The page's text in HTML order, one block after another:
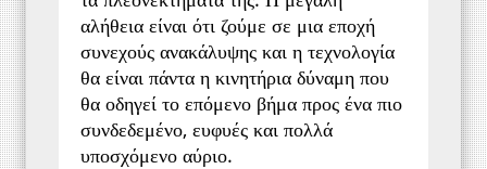
αλήθεια είναι ότι ζούμε σε μια εποχή
συνεχούς ανακάλυψης και η τεχνολογία
θα είναι πάντα η κινητήρια δύναμη που
θα οδηγεί το επόμενο βήμα προς ένα πιο
συνδεδεμένο, ευφυές και πολλά
υποσχόμενο αύριο.